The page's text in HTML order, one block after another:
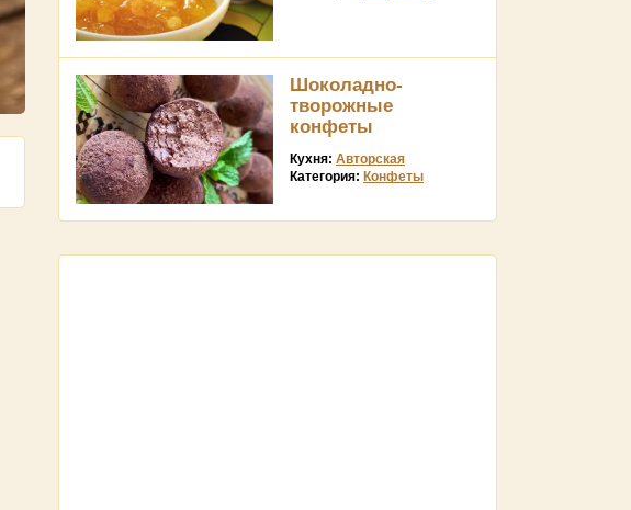
Шоколадно-
творожные
конфеты
Кухня: Авторская
Категория: Конфеты